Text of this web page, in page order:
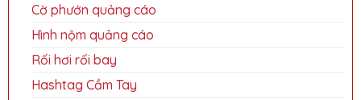
Cờ phướn quảng cáo
Hình nộm quảng cáo
Rối hơi rối bay
Hashtag Cầm Tay